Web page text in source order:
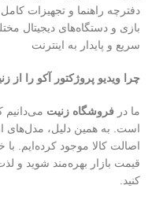
دفترچه راهنما و تجهیزات
سریع و پایدار به اینترنت
چرا ویدیو پروژکتور آکو را از
ما در فروشگاه زنیت می‌دانیم
است. به همین دلیل، مدل‌های
اصالت کالا موجود کرده‌ایم. با
قیمت بازار بهره‌مند شوید و
کنید.